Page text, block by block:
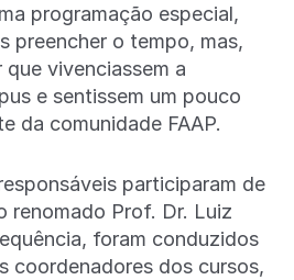
programação especial,
preencher o tempo, mas,
vivenciassem a
e sentissem um pouco
da comunidade FAAP.
participaram de
renomado Prof. Dr. Luiz
foram conduzidos
coordenadores dos cursos,